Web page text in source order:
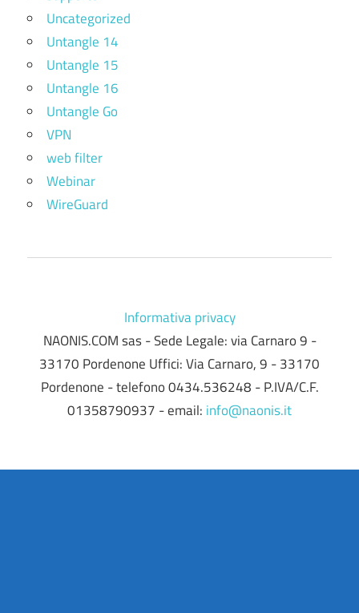
Uncategorized
Untangle 14
Untangle 15
Untangle 16
Untangle Go
VPN
web filter
Webinar
WireGuard
Informativa privacy
NAONIS.COM sas - Sede Legale: via Carnaro 9 -
33170 Pordenone Uffici: Via Carnaro, 9 - 33170
Pordenone - telefono 0434.536248 - P.IVA/C.F.
01358790937 - email: info@naonis.it